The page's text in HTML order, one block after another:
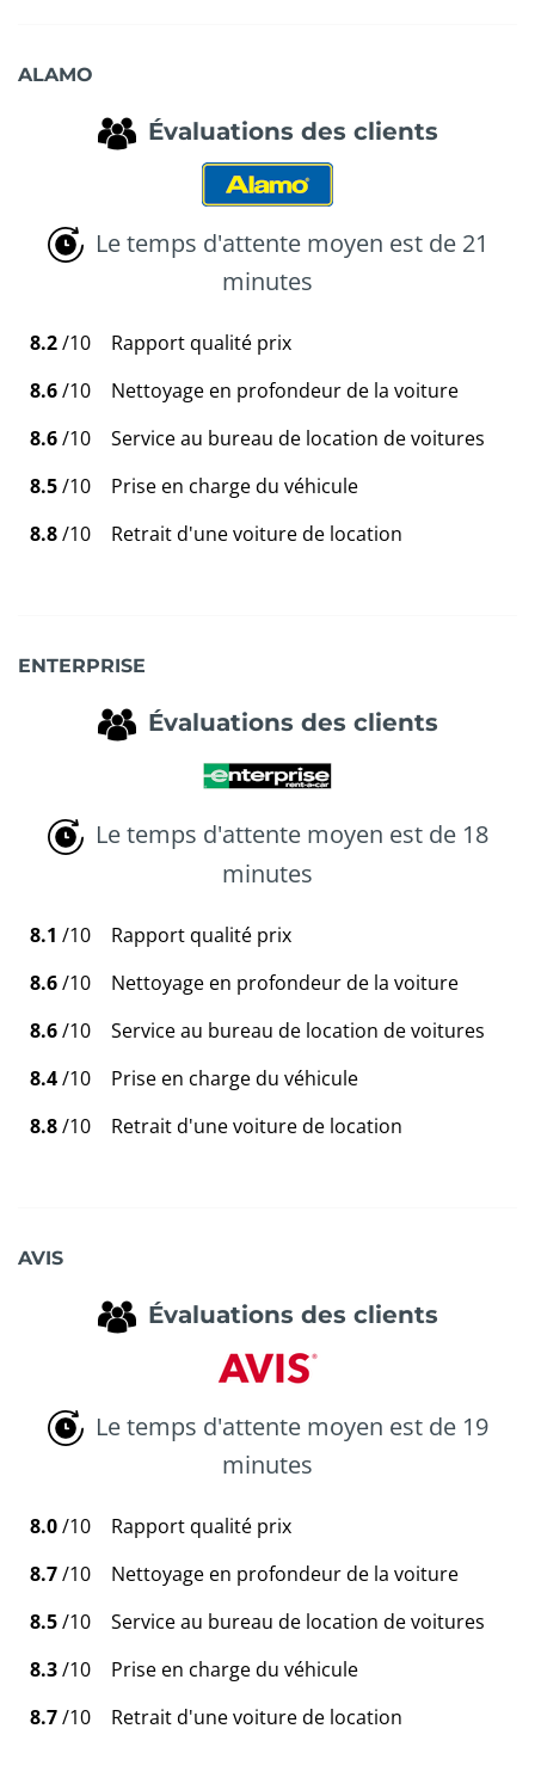
ALAMO
Évaluations des clients
Le temps d'attente moyen est de 21
minutes
8.2/10
Rapport qualité prix
8.6/10
Nettoyage en profondeur de la voiture
8.6/10
Service au bureau de location de voitures
8.5/10
Prise en charge du véhicule
8.8/10 Retrait d'une voiture de location
ENTERPRISE
Évaluations des clients
Le temps d'attente moyen est de 18
minutes
8.1 /10
Rapport qualité prix
8.6/10
Nettoyage en profondeur de la voiture
8.6/10
Service au bureau de location de voitures
8.4/10
Prise en charge du véhicule
8.8/10 Retrait d'une voiture de location
AVIS
Évaluations des clients
Le temps d'attente moyen est de 19
minutes
8.0/10
Rapport qualité prix
8.7/10
Nettoyage en profondeur de la voiture
8.5/10
Service au bureau de location de voitures
8.3/10
Prise en charge du véhicule
8.7/10 Retrait d'une voiture de location